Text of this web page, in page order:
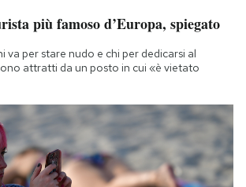
più famoso d’Europa, spiegato
va per stare nudo e chi per dedicarsi al
attratti da un posto in cui «è vietato